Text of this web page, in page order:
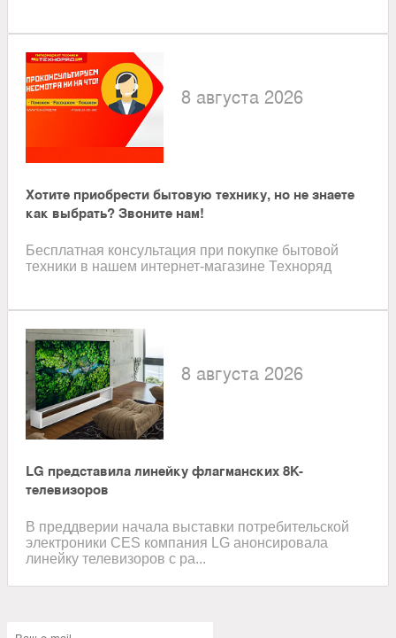
8 августа 2026
Хотите приобрести бытовую технику, но не знаете
как выбрать? Звоните нам!
Бесплатная консультация при покупке бытовой
техники в нашем интернет-магазине Техноряд
8 августа 2026
LG представила линейку флагманских 8K-
телевизоров
В преддверии начала выставки потребительской
электроники CES компания LG анонсировала
линейку телевизоров с ра...